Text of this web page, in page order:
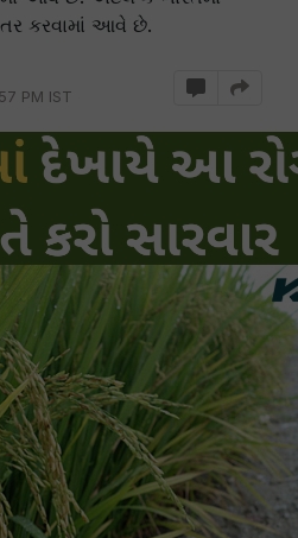
કરવામાં આવે છે.
PM IST